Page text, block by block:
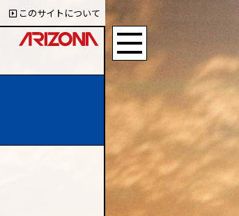
このサイトについて